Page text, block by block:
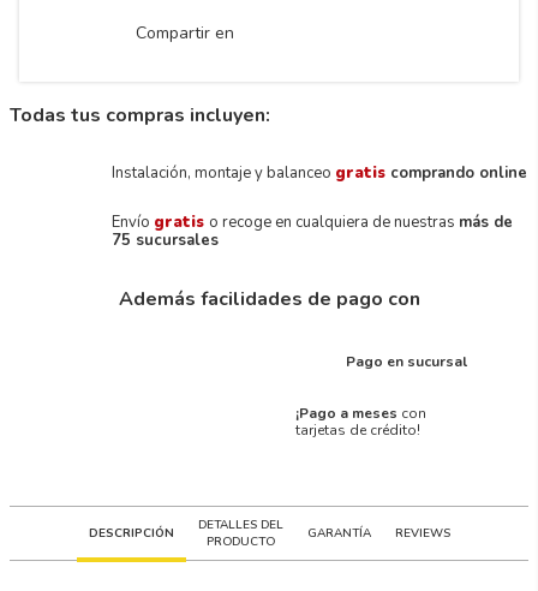
Compartir en
Todas tus compras incluyen:
Instalación, montaje y balanceo gratis comprando online
Envío gratis o recoge en cualquiera de nuestras más de
75 sucursales
Además facilidades de pago con
Pago en sucursal
¡Pago a meses con
tarjetas de crédito!
DESCRIPCIÓN
DETALLES DEL
PRODUCTO
GARANTÍA REVIEWS